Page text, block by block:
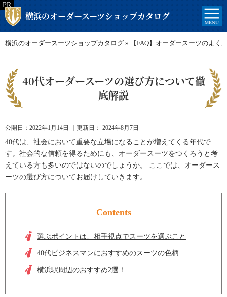
横浜のオーダースーツショップカタログ
横浜のオーダースーツショップカタログ » 【FAQ】オーダースーツのよく
40代オーダースーツの選び方について徹
底解説
公開日： 2022年1月14日 ｜更新日： 2024年8月7日
40代は、社会において重要な立場になることが増えてくる年代で
す。社会的な信頼を得るためにも、オーダースーツをつくろうと考
えている方も多いのではないのでしょうか。 ここでは、オーダース
ーツの選び方についてお届けしていきます。
Contents
選ぶポイントは、相手視点でスーツを選ぶこと
40代ビジネスマンにおすすめのスーツの色柄
横浜駅周辺のおすすめ2選！